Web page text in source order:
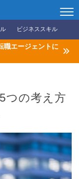
ビジネススキル
職エージェントに
つの考え方